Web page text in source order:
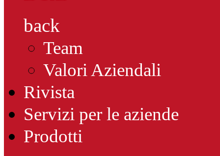
back
Team
Valori Aziendali
Rivista
Servizi per le aziende
Prodotti